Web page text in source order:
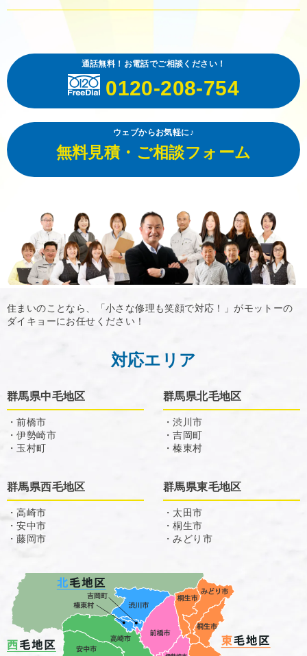
通話無料！お電話でご相談ください！
0120-208-754
ウェブからお気軽に♪
無料見積・ご相談フォーム
住まいのことなら、「小さな修理も笑顔で対応！」がモットーの
ダイキョーにお任せください！
対応エリア
群馬県中毛地区
・前橋市
・伊勢崎市
・玉村町
群馬県北毛地区
・渋川市
・吉岡町
・榛東村
群馬県西毛地区
・高崎市
・安中市
・藤岡市
群馬県東毛地区
・太田市
・桐生市
・みどり市